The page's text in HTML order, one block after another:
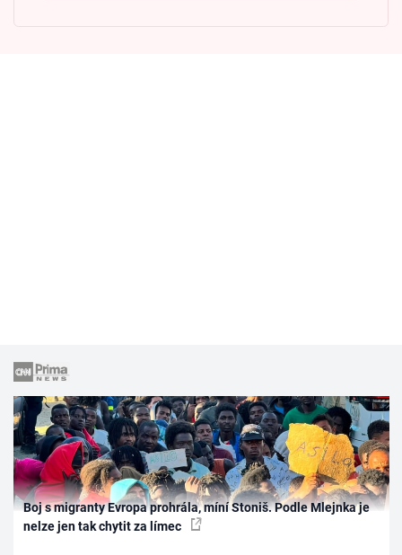
Boj s migranty Evropa prohrála, míní Stoniš. Podle Mlejnka je
nelze jen tak chytit za límec